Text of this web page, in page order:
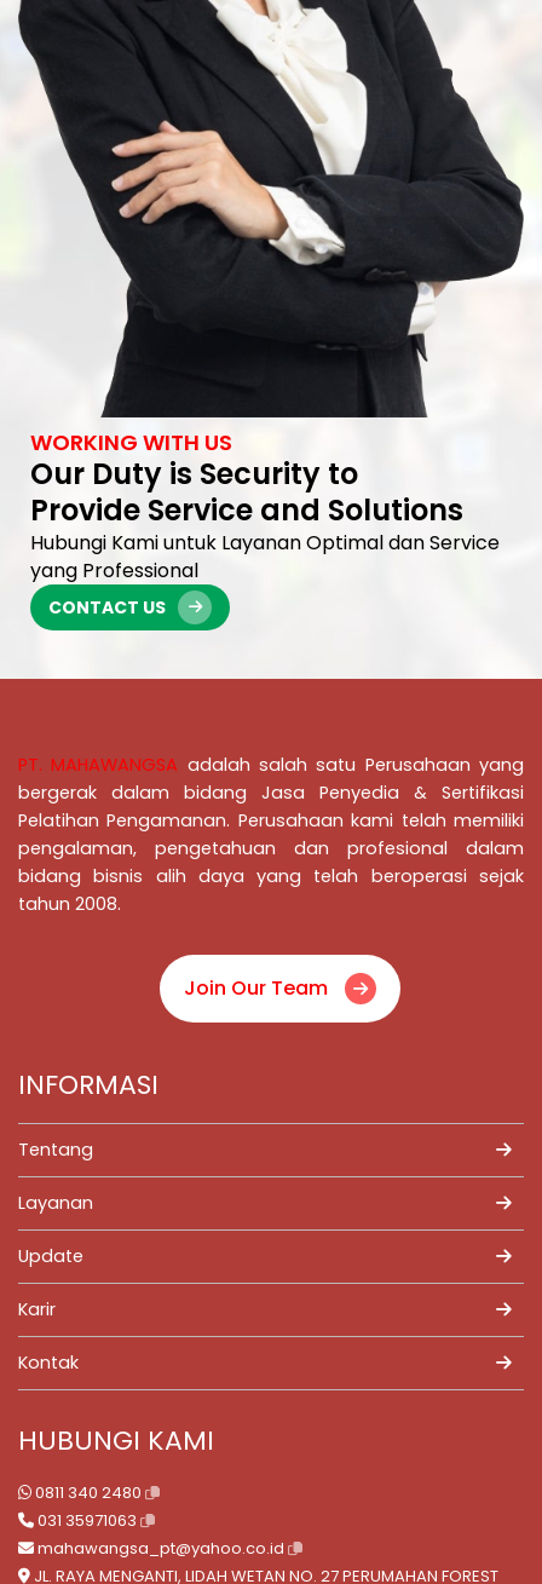
WORKING WITH US
Our Duty is Security to
Provide Service and Solutions
Hubungi Kami untuk Layanan Optimal dan Service
yang Professional
CONTACT US
PT. MAHAWANGSA adalah salah satu Perusahaan yang
bergerak dalam bidang Jasa Penyedia & Sertifikasi
Pelatihan Pengamanan. Perusahaan kami telah memiliki
pengalaman, pengetahuan dan profesional dalam
bidang bisnis alih daya yang telah beroperasi sejak
tahun 2008.
Join Our Team
INFORMASI
Tentang
Layanan
Update
Karir
Kontak
HUBUNGI KAMI
0811 340 2480
031 35971063
mahawangsa_pt@yahoo.co.id
JL. RAYA MENGANTI, LIDAH WETAN NO. 27 PERUMAHAN FOREST